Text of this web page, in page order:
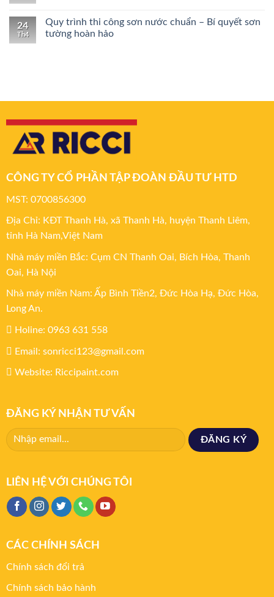
24
Th4
Quy trình thi công sơn nước chuẩn – Bí quyết sơn
tường hoàn hảo
CÔNG TY CỔ PHẦN TẬP ĐOÀN ĐẦU TƯ HTD
MST: 0700856300
Địa Chỉ: KĐT Thanh Hà, xã Thanh Hà, huyện Thanh Liêm,
tỉnh Hà Nam,Việt Nam
Nhà máy miền Bắc: Cụm CN Thanh Oai, Bích Hòa, Thanh
Oai, Hà Nội
Nhà máy miền Nam: Ấp Bình Tiền2, Đức Hòa Hạ, Đức Hòa,
Long An.
Holine: 0963 631 558
Email: sonricci123@gmail.com
Website: Riccipaint.com
ĐĂNG KÝ NHẬN TƯ VẤN
LIÊN HỆ VỚI CHÚNG TÔI
CÁC CHÍNH SÁCH
Chính sách đổi trả
Chính sách bảo hành